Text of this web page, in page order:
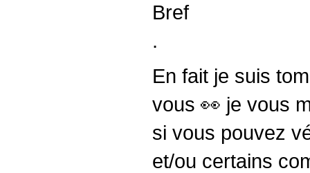
Bref
.
En fait je suis
vous 👀 je vous
si vous pouvez
et/ou certains